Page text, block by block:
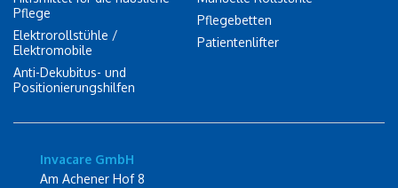
Pflege
Elektrorollstühle /
Elektromobile
Anti-Dekubitus- und
Positionierungshilfen
Pflegebetten
Patientenlifter
Invacare GmbH
Am Achener Hof 8